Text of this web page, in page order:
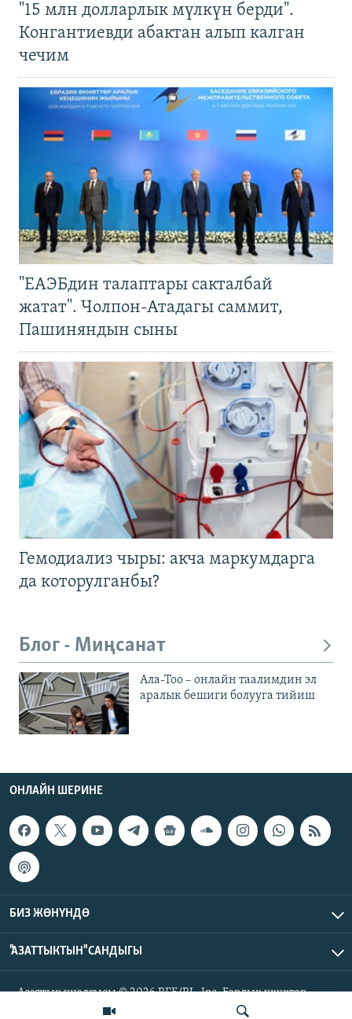
"15 млн долларлык мүлкүн берди".
Конгантиевди абактан алып калган
чечим
"ЕАЭБдин талаптары сакталбай
жатат". Чолпон-Атадагы саммит,
Пашиняндын сыны
Гемодиализ чыры: акча маркумдарга
да которулганбы?
Блог - Миңсанат
Ала-Тоо – онлайн таалимдин эл
аралык бешиги болууга тийиш
ОНЛАЙН ШЕРИНЕ
БИЗ ЖӨНҮНДӨ
"АЗАТТЫКТЫН" САНДЫГЫ
Азаттык үналгысы © 2026 RFE/RL, Inc. Бардык укуктар